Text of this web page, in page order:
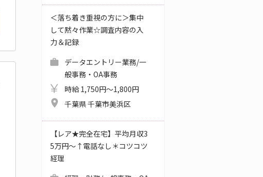
＜落ち着き重視の方に＞集中
して黙々作業☆調査内容の入
力＆記録
データエントリー業務/一
般事務・OA事務
時給 1,750円～1,800円
千葉県 千葉市美浜区
【レア★完全在宅】平均月収3
5万円～↑電話なし＊コツコツ
経理